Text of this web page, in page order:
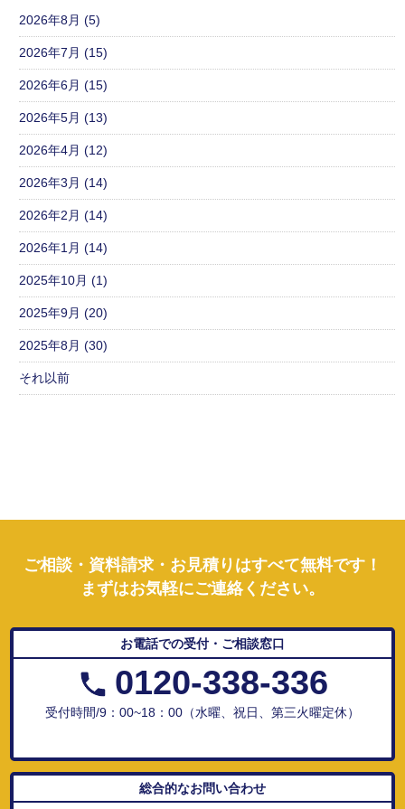
2026年8月 (5)
2026年7月 (15)
2026年6月 (15)
2026年5月 (13)
2026年4月 (12)
2026年3月 (14)
2026年2月 (14)
2026年1月 (14)
2025年10月 (1)
2025年9月 (20)
2025年8月 (30)
それ以前
ご相談・資料請求・お見積りはすべて無料です！
まずはお気軽にご連絡ください。
お電話での受付・ご相談窓口
0120-338-336
受付時間/9：00~18：00（水曜、祝日、第三火曜定休）
総合的なお問い合わせ